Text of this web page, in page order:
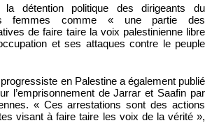
la détention politique des dirigeants du
femmes comme « une partie des
de faire taire la voix palestinienne libre
et ses attaques contre le peuple
en Palestine a également publié
l’emprisonnement de Jarrar et Saafin par
« Ces arrestations sont des actions
visant à faire taire les voix de la vérité »,